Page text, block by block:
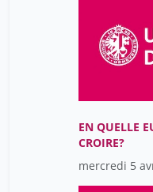
EN QUELLE
CROIRE?
mercredi 5